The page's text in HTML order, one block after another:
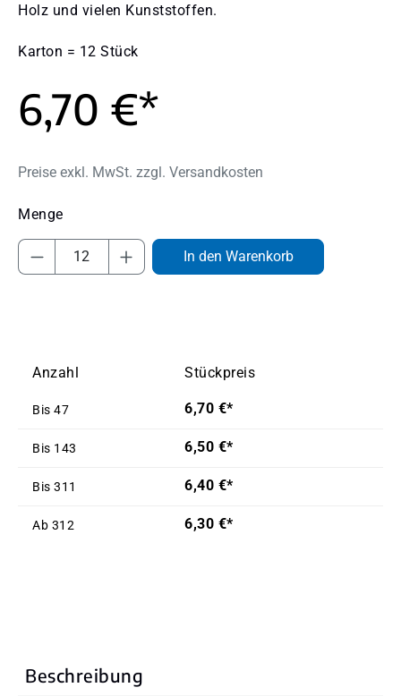
Holz und vielen Kunststoffen.
Karton = 12 Stück
6,70 €*
Preise exkl. MwSt. zzgl. Versandkosten
Produkt Anzahl: Gib den gewünschten
In den Warenkorb
Anzahl Stückpreis
Bis 47 6,70 €*
Bis 143 6,50 €*
Bis 311 6,40 €*
Ab 312 6,30 €*
Beschreibung